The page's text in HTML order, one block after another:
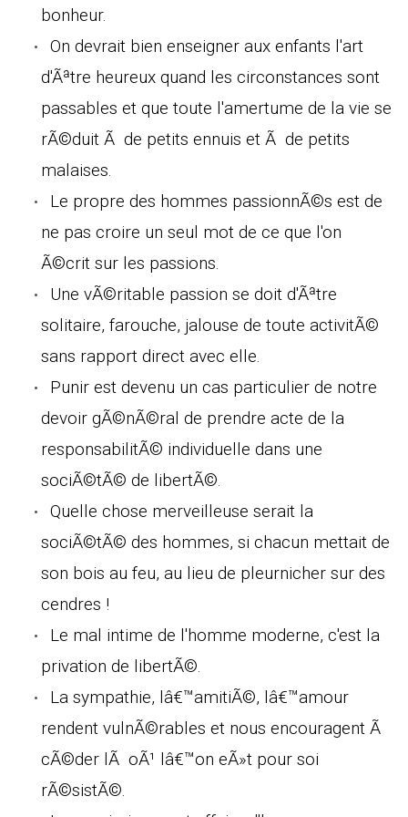
bonheur.
On devrait bien enseigner aux enfants l'art
d'Ãªtre heureux quand les circonstances sont
passables et que toute l'amertume de la vie se
rÃ©duit Ã de petits ennuis et Ã de petits
malaises.
Le propre des hommes passionnÃ©s est de
ne pas croire un seul mot de ce que l'on
Ã©crit sur les passions.
Une vÃ©ritable passion se doit d'Ãªtre
solitaire, farouche, jalouse de toute activitÃ©
sans rapport direct avec elle.
Punir est devenu un cas particulier de notre
devoir gÃ©nÃ©ral de prendre acte de la
responsabilitÃ© individuelle dans une
sociÃ©tÃ© de libertÃ©.
Quelle chose merveilleuse serait la
sociÃ©tÃ© des hommes, si chacun mettait de
son bois au feu, au lieu de pleurnicher sur des
cendres !
Le mal intime de l'homme moderne, c'est la
privation de libertÃ©.
La sympathie, lâ€™amitiÃ©, lâ€™amour
rendent vulnÃ©rables et nous encouragent Ã
cÃ©der lÃ oÃ¹ lâ€™on eÃ»t pour soi
rÃ©sistÃ©.